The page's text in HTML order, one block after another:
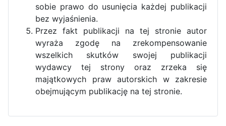
sobie prawo do usunięcia każdej publikacji
bez wyjaśnienia.
Przez fakt publikacji na tej stronie autor
wyraża zgodę na zrekompensowanie
wszelkich skutków swojej publikacji
wydawcy tej strony oraz zrzeka się
majątkowych praw autorskich w zakresie
obejmującym publikację na tej stronie.